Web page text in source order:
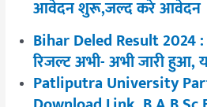
आवेदन शुरू,जल्द करे आवेदन
Bihar Deled Result 2024 :
रिजल्ट अभी- अभी जारी हुआ,
Patliputra University